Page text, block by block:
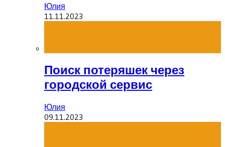
Юлия
11.11.2023
Поиск потеряшек через
городской сервис
Юлия
09.11.2023